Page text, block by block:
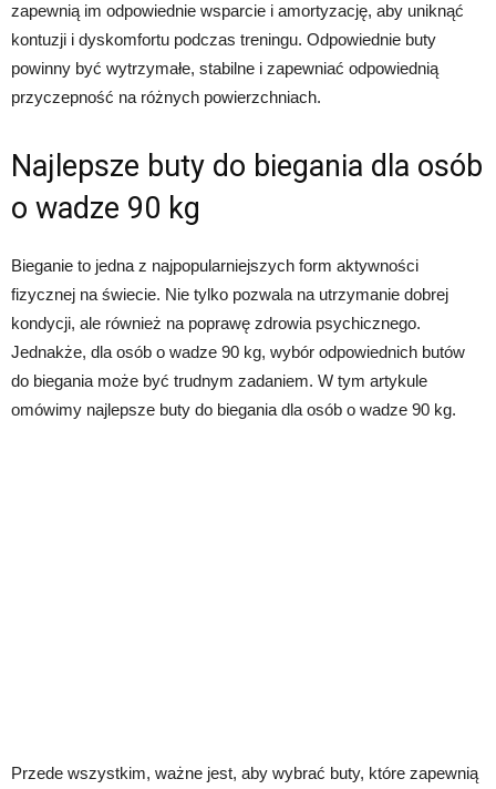
zapewnią im odpowiednie wsparcie i amortyzację, aby uniknąć
kontuzji i dyskomfortu podczas treningu. Odpowiednie buty
powinny być wytrzymałe, stabilne i zapewniać odpowiednią
przyczepność na różnych powierzchniach.
Najlepsze buty do biegania dla osób
o wadze 90 kg
Bieganie to jedna z najpopularniejszych form aktywności
fizycznej na świecie. Nie tylko pozwala na utrzymanie dobrej
kondycji, ale również na poprawę zdrowia psychicznego.
Jednakże, dla osób o wadze 90 kg, wybór odpowiednich butów
do biegania może być trudnym zadaniem. W tym artykule
omówimy najlepsze buty do biegania dla osób o wadze 90 kg.
Przede wszystkim, ważne jest, aby wybrać buty, które zapewnią